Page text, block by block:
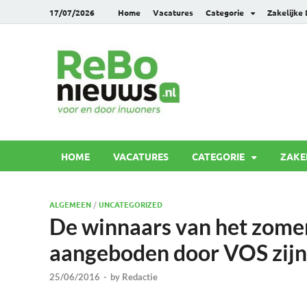
17/07/2026 Home Vacatures Categorie Zakelijke
HOME VACATURES CATEGORIE
ALGEMEEN /UNCATEGORIZED
De winnaars van het
aangeboden door VOS
25/06/2016 - by Redactie